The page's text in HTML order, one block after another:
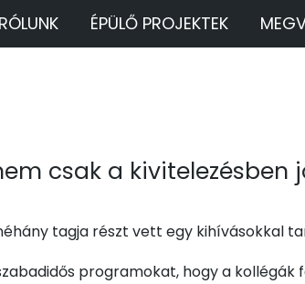
RÓLUNK ÉPÜLŐ PROJEKTEK
csak a kivitelezésben
tagja részt vett egy kihívásokkal
programokat, hogy a